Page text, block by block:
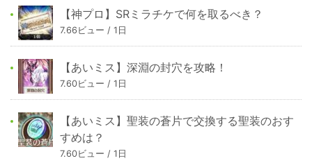
【神プロ】SRミラチケで何を取るべき？
7.66ビュー / 1日
【あいミス】深淵の封穴を攻略！
7.60ビュー / 1日
【あいミス】聖装の蒼片で交換する聖装のおす
すめは？
7.60ビュー / 1日